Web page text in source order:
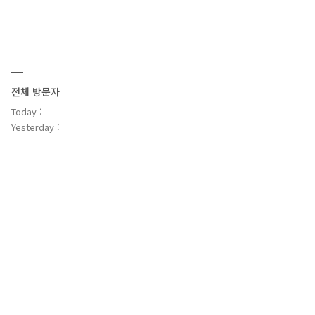
전체 방문자
Today :
Yesterday :